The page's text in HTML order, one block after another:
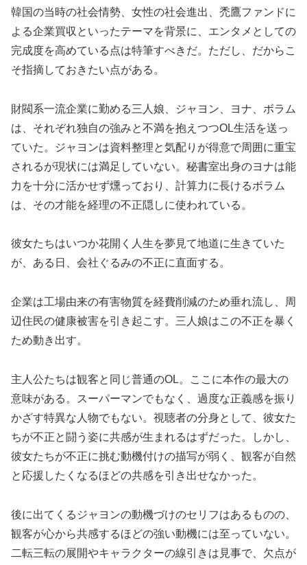
韓国の当時の社会情勢、女性の社会進出、禿鷹ファンドに
よる企業買収といったテーマを背景に、エンタメとしての
完成度を高めている点は特筆すべきだ。ただし、だからこ
そ指摘しておきたい点がある。
財閥系一流企業に勤める三人娘、ジャヨン、ヨナ、ボラム
は、それぞれ独自の強みと不満を抱えつつOL生活を送っ
ていた。ジャヨンは資料整理と気配りが得意で周囲に重宝
されるが現状には満足していない。秘書室出身のヨナは能
力を十分に活かせず燻っており、計算力に長けるボラム
は、その才能を経理の不正隠しに使われている。
彼女たちはいつか花開く人生を夢見て地道に生きていた
が、ある日、会社ぐるみの不正に直面する。
企業は工場由来の有害物質を経費削減のため垂れ流し、周
辺住民の健康被害を引き起こす。三人娘はこの不正を暴く
ため動き出す。
主人公たちは観客と同じ普通のOL。ここに本作の最大の
意味がある。スーパーマンでもなく、過度な正義感を振り
かざす特異な人物でもない。視聴者の分身として、彼女た
ちが不正と闘う姿に共感が生まれるはずだった。しかし、
彼女たちが不正に挑む動機付けの描写が弱く、観客が自然
と応援したくなるほどの共感を引き出せなかった。
後に出てくるジャヨンの動機づけのセリフはあるものの、
観客が心から共感するほどの強い動機には至っていない。
二転三転の展開やキャラクターの線引きは見事で、欠点が